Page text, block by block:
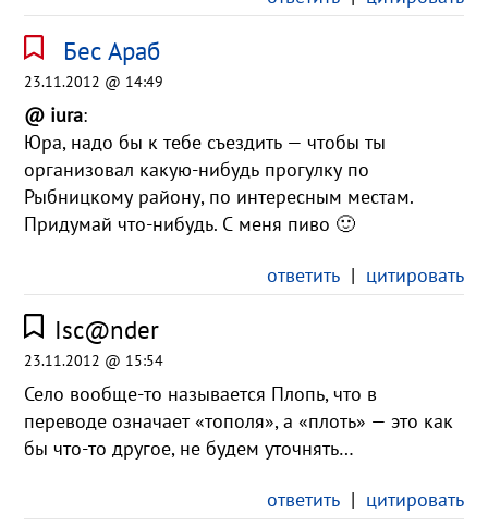
Бес Араб
23.11.2012 @ 14:49
@ iura:
Юра, надо бы к тебе съездить — чтобы ты
организовал какую-нибудь прогулку по
Рыбницкому району, по интересным местам.
Придумай что-нибудь. С меня пиво 🙂
ответить| цитировать
Isc@nder
23.11.2012 @ 15:54
Село вообще-то называется Плопь, что в
переводе означает «тополя», а «плоть» — это как
бы что-то другое, не будем уточнять…
ответить| цитировать